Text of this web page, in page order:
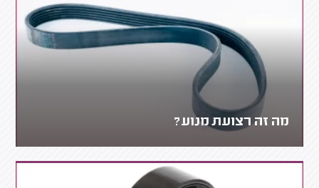
מה זה רצועת מנוע?